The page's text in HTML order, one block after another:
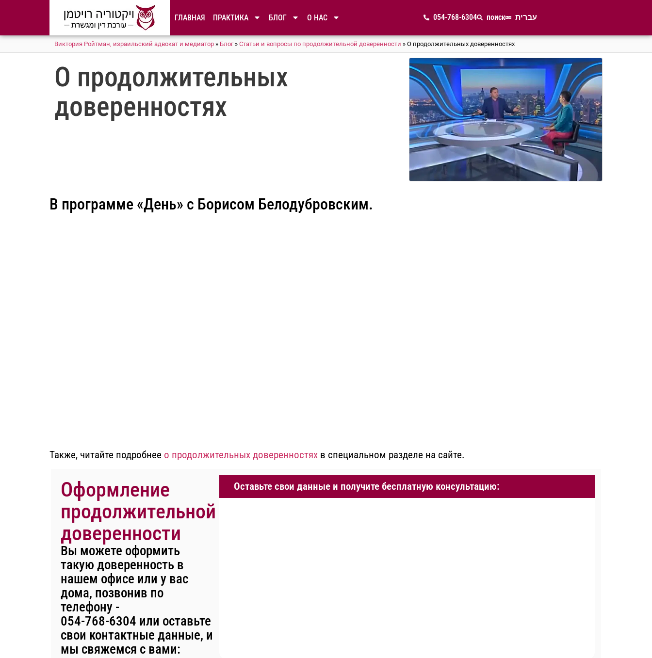
ГЛАВНАЯ ПРАКТИКА БЛОГ О НАС 054-768-6304 поиск עברית
Виктория Ройтман, израильский адвокат и медиатор » Блог» Статьи и вопросы по продолжительной доверенности » О продолжительных доверенностях
О продолжительных
доверенностях
В программе «День» с Борисом Белодубровским.
Также, читайте подробнее о продолжительных доверенностях в специальном разделе на сайте.
Оформление
продолжительной
доверенности
Вы можете оформить
такую доверенность в
нашем офисе или у вас
дома, позвонив по
телефону -
054-768-6304 или оставьте
свои контактные данные, и
мы свяжемся с вами:
Оставьте свои данные и получите бесплатную консультацию: